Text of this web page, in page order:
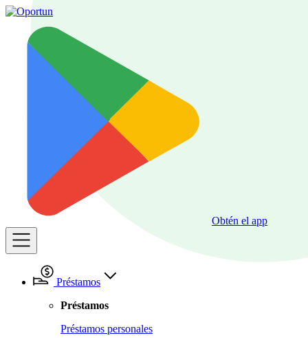
Obtén el app
Préstamos
Préstamos
Préstamos personales